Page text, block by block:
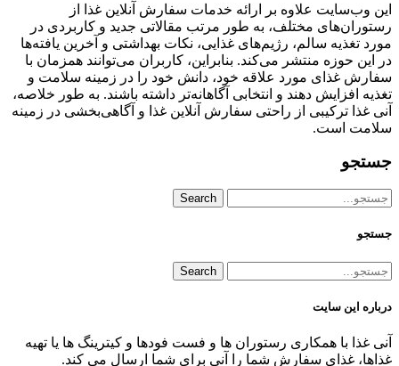
این وب‌سایت علاوه بر ارائه خدمات سفارش آنلاین غذا از
رستوران‌های مختلف، به طور مرتب مقالاتی جدید و کاربردی در
مورد تغذیه سالم، رژیم‌های غذایی، نکات بهداشتی و آخرین یافته‌ها
در این حوزه منتشر می‌کند. بنابراین، کاربران می‌توانند همزمان با
سفارش غذای مورد علاقه خود، دانش خود را در زمینه سلامت و
تغذیه افزایش دهند و انتخابی آگاهانه‌تر داشته باشند. به طور خلاصه،
آنی غذا ترکیبی از راحتی سفارش آنلاین غذا و آگاهی‌بخشی در زمینه
سلامت است.
جستجو
Search
جستجو
Search
درباره این سایت
آنی غذا با همكاری رستوران ها و فست فودها و كیترینگ ها یا تهیه
غذاها، غذای سفارش شما را آنی برای شما ارسال می كند.